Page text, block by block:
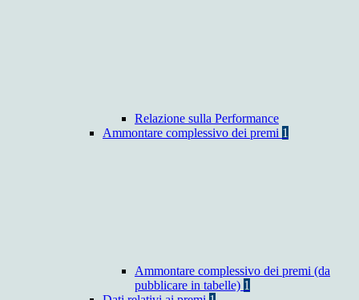
Relazione sulla Performance
Ammontare complessivo dei premi 1
Ammontare complessivo dei premi (da
pubblicare in tabelle) 1